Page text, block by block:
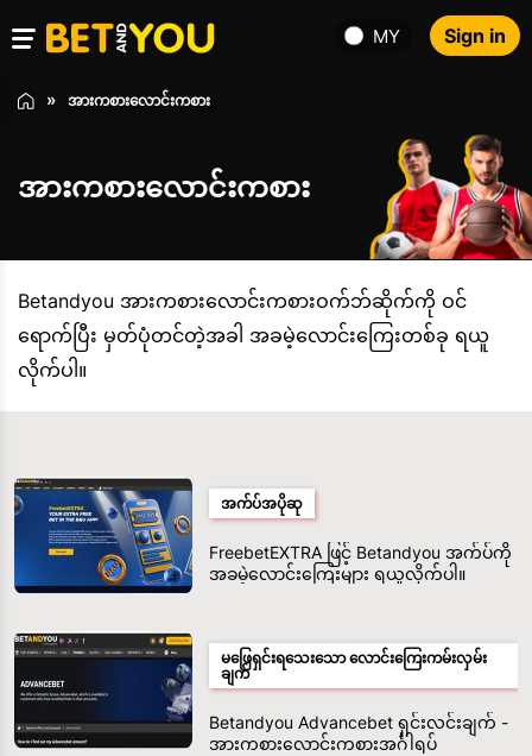
MY Sign in
အားကစားလောင်းကစား
အားကစားလောင်းကစား
Betandyou အားကစားလောင်းကစားဝက်ဘ်ဆိုက်ကို ဝင်
ရောက်ပြီး မှတ်ပုံတင်တဲ့အခါ အခမဲ့လောင်းကြေးတစ်ခု ရယူ
လိုက်ပါ။
အက်ပ်အပိုဆု
FreebetEXTRA ဖြင့် Betandyou အက်ပ်ကို
အခမဲ့လောင်းကြေးများ ရယူလိုက်ပါ။
မဖြေရှင်းရသေးသော လောင်းကြေးကမ်းလှမ်း
ချက်
Betandyou Advancebet ရှင်းလင်းချက် -
အားကစားလောင်းကစားအင်္ဂါရပ်